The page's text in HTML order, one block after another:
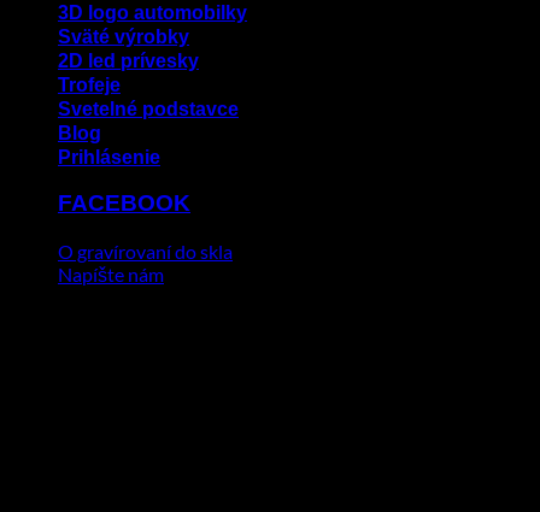
3D logo automobilky
Sväté výrobky
2D led prívesky
Trofeje
Svetelné podstavce
Blog
Prihlásenie
FACEBOOK
O gravírovaní do skla
Napíšte nám